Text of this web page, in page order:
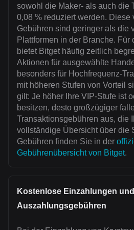
sowohl die Maker- als auch die
0,08 % reduziert werden. Diese
Gebühren sind geringer als die
Plattformen in der Branche. Für
bietet Bitget häufig zeitlich
Aktionen für ausgewählte
besonders für Hochfrequenz-
mit höheren Stufen von Vorteil
gilt: Je höher Ihre VIP-Stufe ist
besitzen, desto großzügiger
Transaktionsgebühren aus, die
vollständige Übersicht über die
Gebühren finden Sie in der
Gebührenübersicht von Bitget.
Kostenlose Einzahlungen
Auszahlungsgebühren